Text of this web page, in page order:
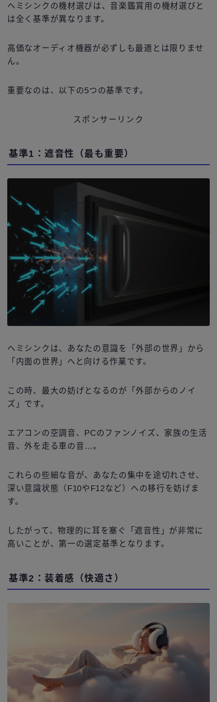
ヘミシンクの機材選びは、音楽鑑賞用の機材選びと
は全く基準が異なります。
高価なオーディオ機器が必ずしも最適とは限りませ
ん。
重要なのは、以下の5つの基準です。
スポンサーリンク
基準1：遮音性（最も重要）
ヘミシンクは、あなたの意識を「外部の世界」から
「内面の世界」へと向ける作業です。
この時、最大の妨げとなるのが「外部からのノイ
ズ」です。
エアコンの空調音、PCのファンノイズ、家族の生活
音、外を走る車の音…。
これらの些細な音が、あなたの集中を途切れさせ、
深い意識状態（F10やF12など）への移行を妨げま
す。
したがって、物理的に耳を塞ぐ「遮音性」が非常に
高いことが、第一の選定基準となります。
基準2：装着感（快適さ）